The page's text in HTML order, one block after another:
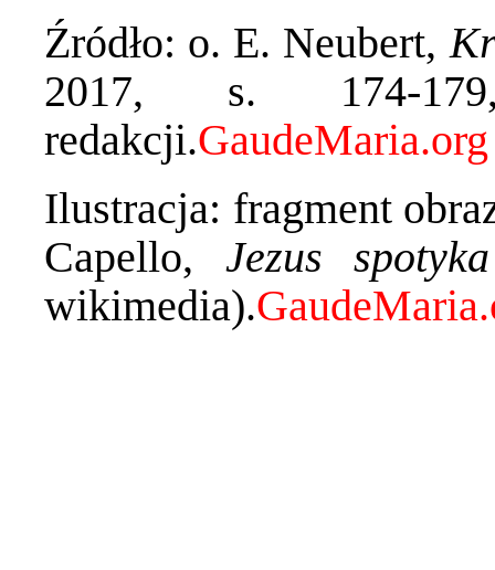
Źródło: o. E. Neubert,
2017, s. 174-
redakcji.
Ilustracja: fragment
Capello, Jezus
wikimedia).